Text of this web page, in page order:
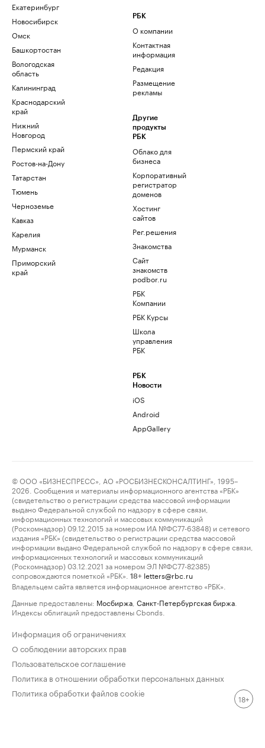
Екатеринбург
Новосибирск
Омск
Башкортостан
Вологодская
область
Калининград
Краснодарский
край
Нижний
Новгород
Пермский край
Ростов-на-Дону
Татарстан
Тюмень
Черноземье
Кавказ
Карелия
Мурманск
Приморский
край
РБК
О компании
Контактная
информация
Редакция
Размещение
рекламы
Другие
продукты
РБК
Облако для
бизнеса
Корпоративный
регистратор
доменов
Хостинг
сайтов
Рег.решения
Знакомства
Сайт
знакомств
podbor.ru
РБК
Компании
РБК Курсы
Школа
управления
РБК
РБК
Новости
iOS
Android
AppGallery
© ООО «БИЗНЕСПРЕСС», АО «РОСБИЗНЕСКОНСАЛТИНГ», 1995–
2026. Сообщения и материалы информационного агентства «РБК»
(свидетельство о регистрации средства массовой информации
выдано Федеральной службой по надзору в сфере связи,
информационных технологий и массовых коммуникаций
(Роскомнадзор) 09.12.2015 за номером ИА №ФС77-63848) и сетевого
издания «РБК» (свидетельство о регистрации средства массовой
информации выдано Федеральной службой по надзору в сфере связи,
информационных технологий и массовых коммуникаций
(Роскомнадзор) 03.12.2021 за номером ЭЛ №ФС77-82385)
сопровождаются пометкой «РБК».
18+ letters@rbc.ru
Владельцем сайта является информационное агентство «РБК».
Данные предоставлены: Мосбиржа Санкт-Петербургская биржа
Индексы облигаций предоставлены Cbonds.
Информация об ограничениях
О соблюдении авторских прав
Пользовательское соглашение
Политика в отношении обработки персональных данных
Политика обработки файлов cookie
18+